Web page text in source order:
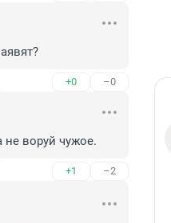
+0 –0
не воруй чужое.
+1 –2